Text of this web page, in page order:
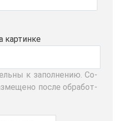
кар­тин­ке
к за­пол­не­нию. Со­
по­сле об­ра­бот­